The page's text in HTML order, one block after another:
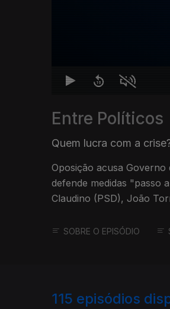
Entre Políticos
Quem lucra com a
Oposição acusa
defende medidas "passo
Claudino (PSD), João
SOBRE O EPISÓDIO
115 episódios